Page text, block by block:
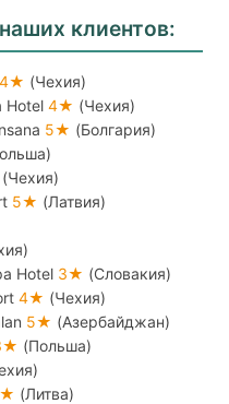
клиентов:
4★ (Чехия)
Hotel4★ (Чехия)
5★ (Болгария)
(Чехия)
5★ (Латвия)
Hotel 3★ (Словакия)
4★ (Чехия)
5★ (Азербайджан)
(Польша)
(Литва)